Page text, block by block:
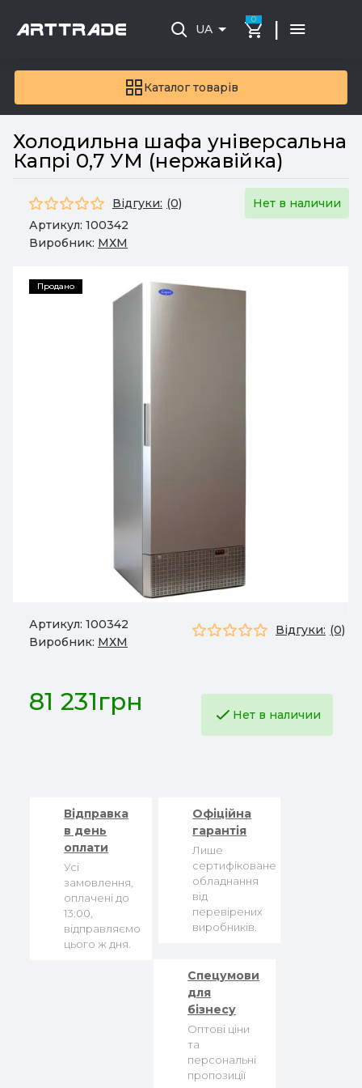
Каталог товарів
UA
0 |
Холодильна шафа універсальна
Капрі 0,7 УМ (нержавійка)
Відгуки: (0)
Нет в наличии
Артикул: 100342
Виробник: МХМ
Продано
Артикул: 100342
Виробник: МХМ
Відгуки: (0)
81 231грн Нет в наличии
Відправка
в день
оплати
Усі
замовлення,
оплачені до
13:00,
відправляємо
цього ж дня.
Офіційна
гарантія
Лише
сертифіковане
обладнання
від
перевірених
виробників.
Спецумови
для
бізнесу
Оптові ціни
та
персональні
пропозиції